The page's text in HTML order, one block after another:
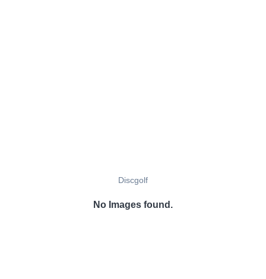
Discgolf
No Images found.